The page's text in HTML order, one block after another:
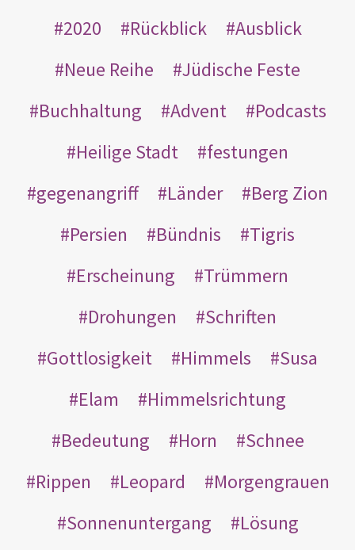
2020
Rückblick
Ausblick
Neue Reihe
Jüdische Feste
Buchhaltung
Advent
Podcasts
Heilige Stadt
festungen
gegenangriff
Länder
Berg Zion
Persien
Bündnis
Tigris
Erscheinung
Trümmern
Drohungen
Schriften
Gottlosigkeit
Himmels
Susa
Elam
Himmelsrichtung
Bedeutung
Horn
Schnee
Rippen
Leopard
Morgengrauen
Sonnenuntergang
Lösung